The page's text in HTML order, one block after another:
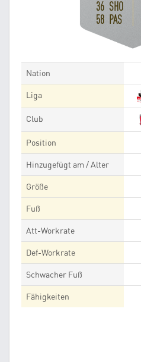
36 SHO
58 PAS
Nation
Liga
Club
Position
Hinzugefügt am / Alter
Größe
Fuß
Att-Workrate
Def-Workrate
Schwacher Fuß
Fähigkeiten